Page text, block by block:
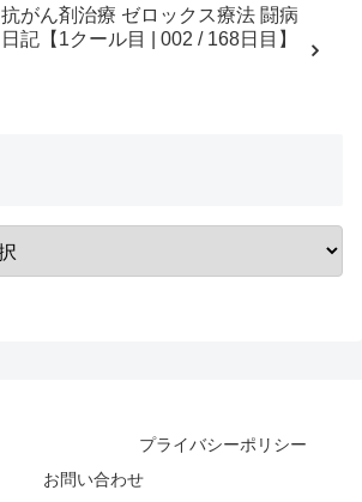
抗がん剤治療 ゼロックス療法 闘病
日記【1クール目 | 002 / 168日目】
プライバシーポリシー
お問い合わせ